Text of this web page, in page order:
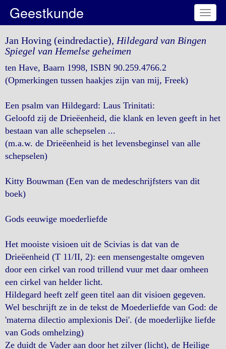
Toggle
Geestkunde
Jan Hoving (eindredactie), Hildegard van Bingen
Spiegel van Hemelse geheimen
ten Have, Baarn 1998, ISBN 90.259.4766.2
(Opmerkingen tussen haakjes zijn van mij, Freek)
Een psalm van Hildegard: Laus Trinitati:
Geloofd zij de Drieëenheid, die klank en leven geeft in het
bestaan van alle schepselen ...
(m.a.w. de Drieëenheid is het levensbeginsel van alle
schepselen)
Kitty Bouwman (Een van de medeschrijfsters van dit
boek)
Gods eeuwige moederliefde
Het mooiste visioen uit de Scivias is dat van de
Drieëenheid (T 11/II, 2): een mensengestalte omgeven
door een cirkel van rood trillend vuur met daar omheen
een cirkel van helder licht.
Hildegard heeft zelf geen titel aan dit visioen gegeven.
Wel beschrijft ze in de tekst de Moederliefde van God: de
'materna dilectio amplexionis Dei'. (de moederlijke liefde
van Gods omhelzing)
Ze duidt de Vader aan door het zilver (licht), de Heilige